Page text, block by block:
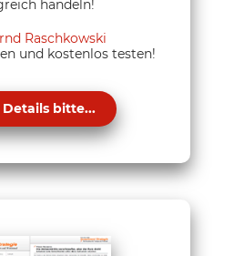
handeln!
Raschkowski
und kostenlos testen!
Details bitte...